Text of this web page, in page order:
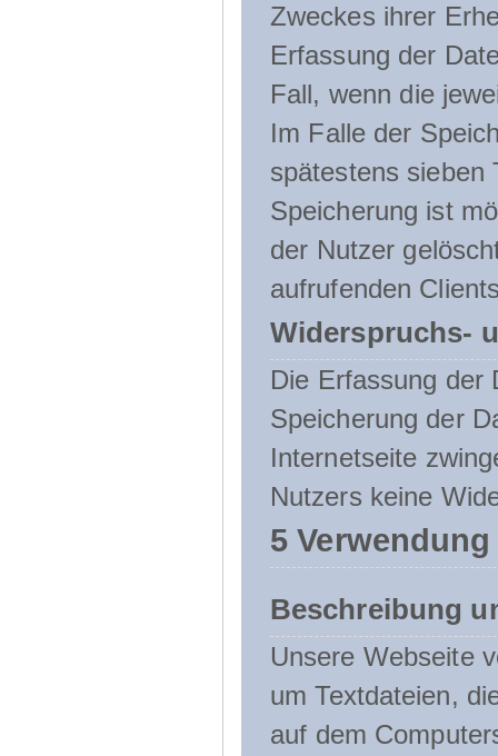
Zweckes ihrer
Erfassung der
Fall, wenn die
Im Falle der
spätestens sieben
Speicherung ist
der Nutzer
aufrufenden
Widerspruchs-
Die Erfassung der
Speicherung der
Internetseite
Nutzers keine
5
Beschreibung
Unsere Webseite
um Textdateien,
auf dem